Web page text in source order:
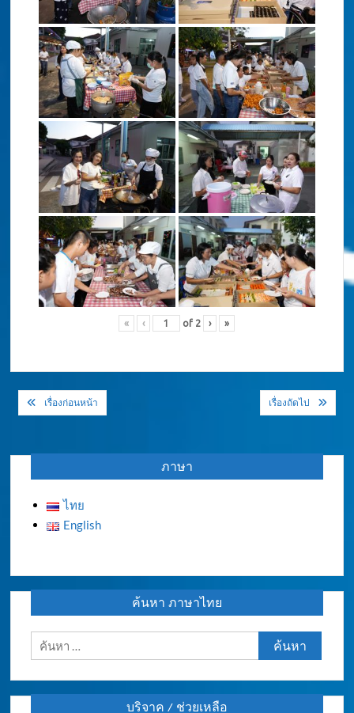
« ‹ of 2 › »
แนะแนว
เรื่องก่อนหน้า เรื่องถัดไป
ภาษา
ไทย
English
ค้นหา ภาษาไทย
ค้นหา
สำหรับ:
บริจาค / ช่วยเหลือ